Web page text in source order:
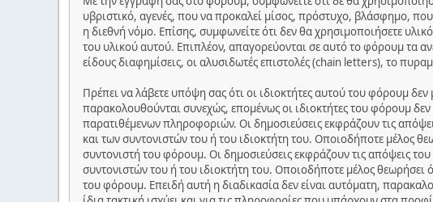
υβριστικό, αγενές, που να προκαλεί μίσος, πρόστυχο, βλάσφημο, που
η διεθνή νόμο. Επίσης, συμφωνείτε ότι δεν θα χρησιμοποιήσετε
του υλικού αυτού. Επιπλέον, απαγορεύονται σε αυτό το φόρουμ τα
είδους διαφημίσεις, οι αλυσιδωτές επιστολές (chain letters), το
Πρέπει να λάβετε υπόψη σας ότι οι ιδιοκτήτες αυτού του φόρουμ
παρακολουθούνται συνεχώς, επομένως οι ιδιοκτήτες του φόρουμ
παρατιθέμενων πληροφοριών. Οι δημοσιεύσεις εκφράζουν τις
και των συντονιστών του ή του ιδιοκτήτη του. Οποιοδήποτε μέλος
συντονιστή του φόρουμ. Οι δημοσιεύσεις εκφράζουν τις απόψεις
συντονιστών του ή του ιδιοκτήτη του. Οποιοδήποτε μέλος θεωρήσει
του φόρουμ. Επειδή αυτή η διαδικασία δεν είναι αυτόματη,